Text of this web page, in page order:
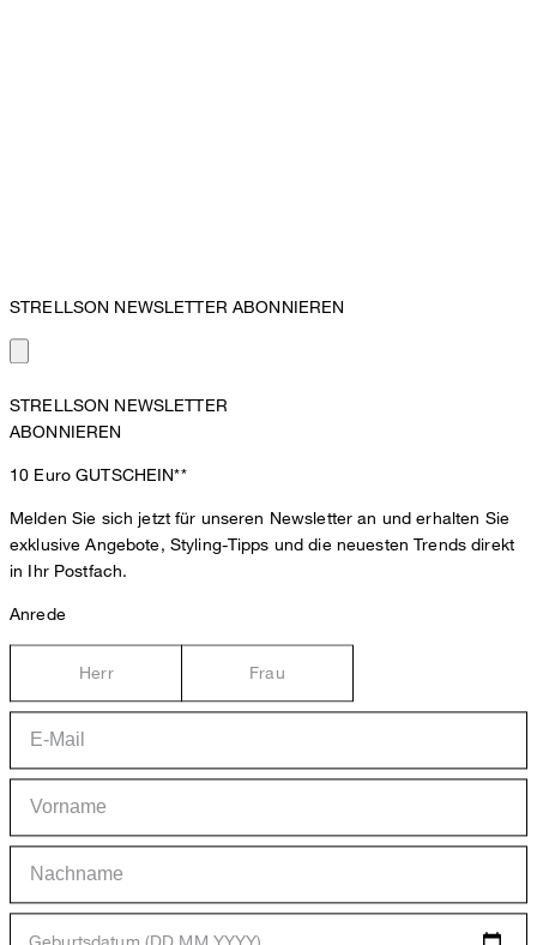
STRELLSON NEWSLETTER ABONNIEREN
STRELLSON NEWSLETTER
ABONNIEREN
10 EuroGUTSCHEIN**
Melden Sie sich jetzt für unseren Newsletter an und erhalten Sie
exklusive Angebote, Styling-Tipps und die neuesten Trends direkt
in Ihr Postfach.
Anrede
Herr Frau